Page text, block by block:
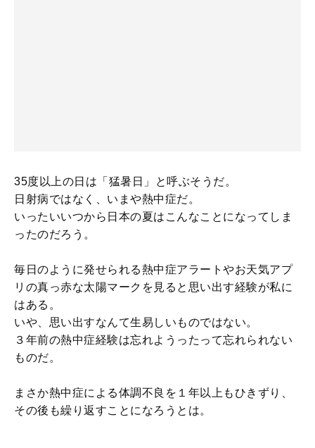
35度以上の日は「猛暑日」と呼ぶそうだ。
日射病ではなく、いまや熱中症だ。
いったいいつから日本の夏はこんなことになってしま
ったのだろう。
毎日のように発せられる熱中症アラートやお天気アプ
リの真っ赤な太陽マークを見ると思い出す経験が私に
はある。
いや、思い出すなんて生易しいものではない。
３年前の熱中症経験は忘れようったって忘れられない
ものだ。
まさか熱中症による体調不良を１年以上もひきずり、
その後も繰り返すことになろうとは。